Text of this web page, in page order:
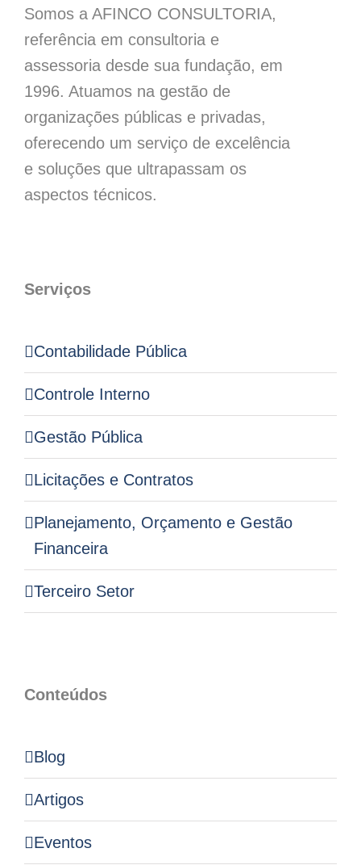
Somos a AFINCO CONSULTORIA,
referência em consultoria e
assessoria desde sua fundação, em
1996. Atuamos na gestão de
organizações públicas e privadas,
oferecendo um serviço de excelência
e soluções que ultrapassam os
aspectos técnicos.
Serviços
Contabilidade Pública
Controle Interno
Gestão Pública
Licitações e Contratos
Planejamento, Orçamento e Gestão
Financeira
Terceiro Setor
Conteúdos
Blog
Artigos
Eventos